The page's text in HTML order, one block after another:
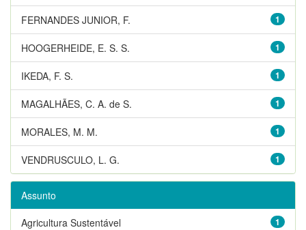
1
FERNANDES JUNIOR, F.
1
HOOGERHEIDE, E. S. S.
1
IKEDA, F. S.
1
MAGALHÃES, C. A. de S.
1
MORALES, M. M.
1
VENDRUSCULO, L. G.
Assunto
1
Agricultura Sustentável